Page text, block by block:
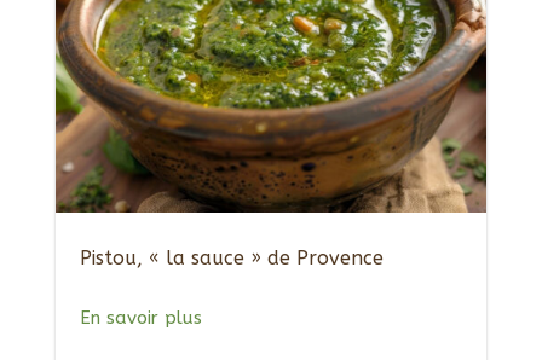
Pistou, « la sauce » de Provence
En savoir plus